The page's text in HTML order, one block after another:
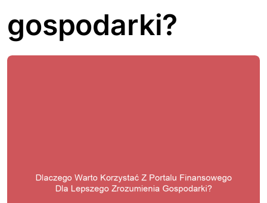
gospodarki?